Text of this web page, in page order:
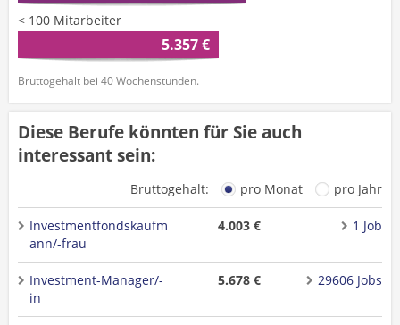
< 100 Mitarbeiter
5.357 €
Bruttogehalt bei 40 Wochenstunden.
Diese Berufe könnten für Sie auch
interessant sein:
Bruttogehalt: pro Monat pro Jahr
Investmentfondskaufm
ann/-frau
4.003 € 1 Job
Investment-Manager/-
in
5.678 € 29606 Jobs